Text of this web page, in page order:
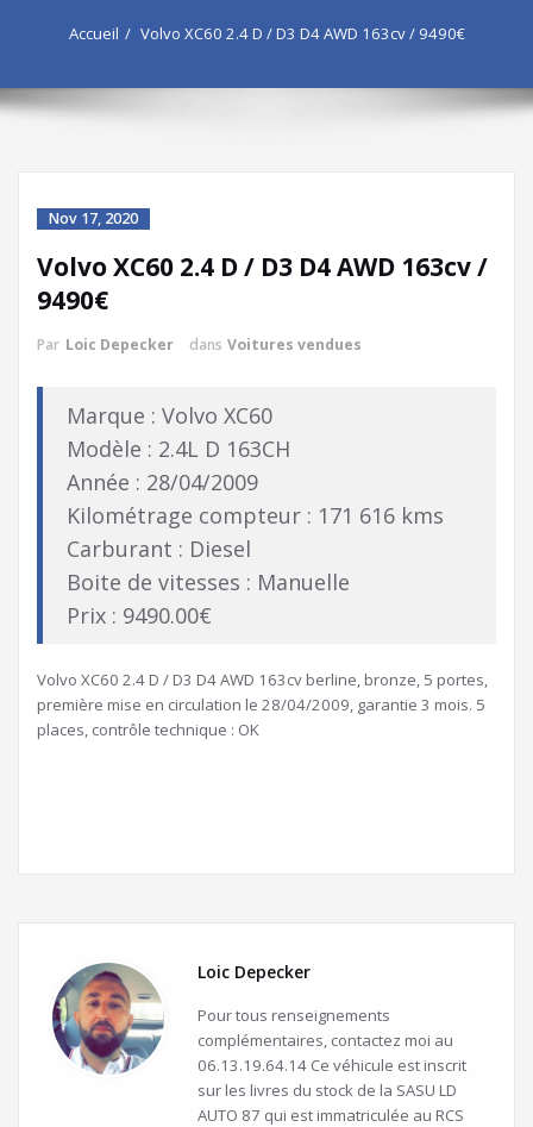
Accueil Volvo XC60 2.4 D / D3 D4 AWD 163cv / 9490€
Nov 17, 2020
Volvo XC60 2.4 D / D3 D4 AWD 163cv /
9490€
Par Loic Depecker dans Voitures vendues
Marque : Volvo XC60
Modèle : 2.4L D 163CH
Année : 28/04/2009
Kilométrage compteur : 171 616 kms
Carburant : Diesel
Boite de vitesses : Manuelle
Prix : 9490.00€
Volvo XC60 2.4 D / D3 D4 AWD 163cv berline, bronze, 5 portes,
première mise en circulation le 28/04/2009, garantie 3 mois. 5
places, contrôle technique : OK
Loic Depecker
Pour tous renseignements
complémentaires, contactez moi au
06.13.19.64.14 Ce véhicule est inscrit
sur les livres du stock de la SASU LD
AUTO 87 qui est immatriculée au RCS